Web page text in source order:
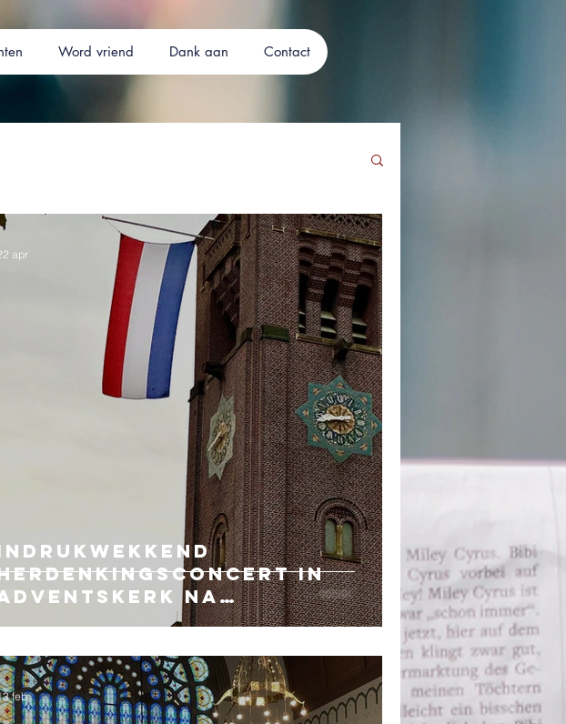
Word vriend Dank aan Contact
in
na
Dodenherdenking
apr
feb